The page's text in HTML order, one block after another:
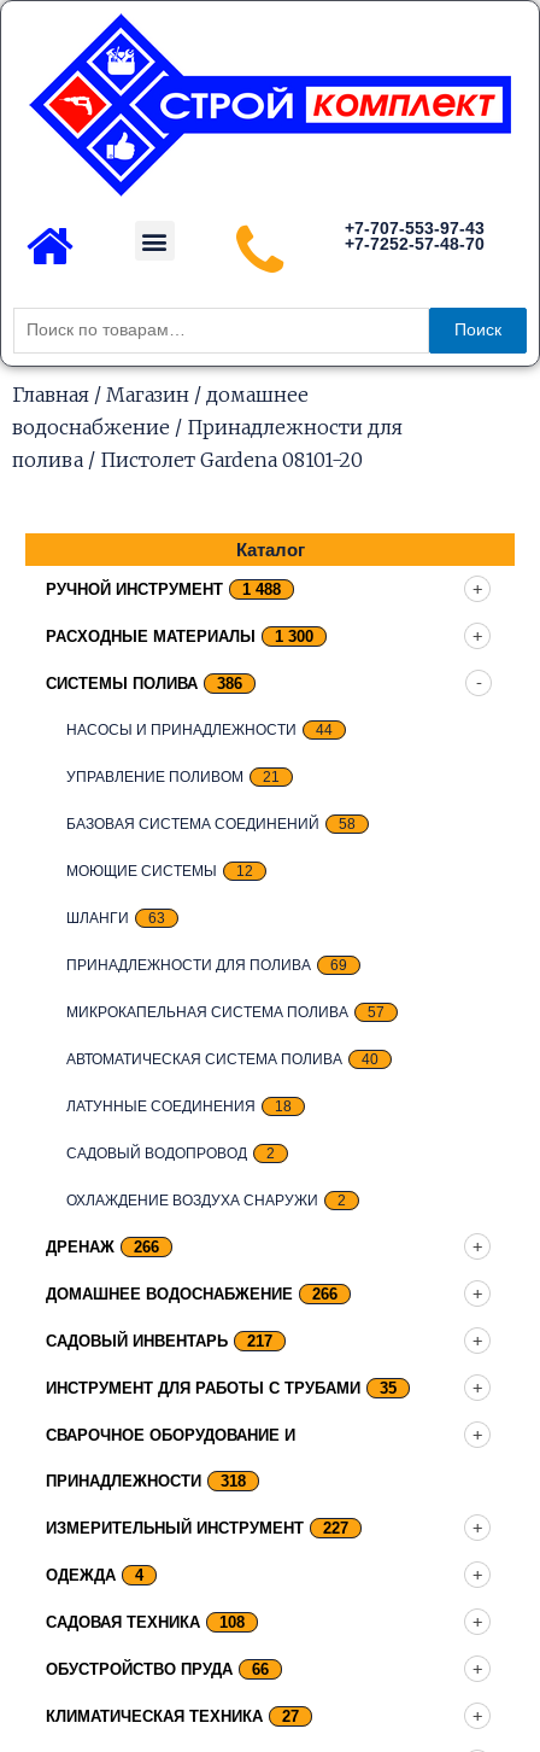
Перейти
содержимому
Menu
+7-707-553-97-43
+7-7252-57-48-70
Искать:
Поиск
Главная / Магазин / домашнее
водоснабжение / Принадлежности для
полива / Пистолет Gardena 08101-20
Каталог
РУЧНОЙ ИНСТРУМЕНТ 1 488
РАСХОДНЫЕ МАТЕРИАЛЫ 1 300
СИСТЕМЫ ПОЛИВА 386
НАСОСЫ И ПРИНАДЛЕЖНОСТИ 44
УПРАВЛЕНИЕ ПОЛИВОМ 21
БАЗОВАЯ СИСТЕМА СОЕДИНЕНИЙ 58
МОЮЩИЕ СИСТЕМЫ 12
ШЛАНГИ 63
ПРИНАДЛЕЖНОСТИ ДЛЯ ПОЛИВА 69
МИКРОКАПЕЛЬНАЯ СИСТЕМА ПОЛИВА 57
АВТОМАТИЧЕСКАЯ СИСТЕМА ПОЛИВА 40
ЛАТУННЫЕ СОЕДИНЕНИЯ 18
САДОВЫЙ ВОДОПРОВОД 2
ОХЛАЖДЕНИЕ ВОЗДУХА СНАРУЖИ 2
ДРЕНАЖ 266
ДОМАШНЕЕ ВОДОСНАБЖЕНИЕ 266
САДОВЫЙ ИНВЕНТАРЬ 217
ИНСТРУМЕНТ ДЛЯ РАБОТЫ С ТРУБАМИ 35
СВАРОЧНОЕ ОБОРУДОВАНИЕ И
ПРИНАДЛЕЖНОСТИ 318
ИЗМЕРИТЕЛЬНЫЙ ИНСТРУМЕНТ 227
ОДЕЖДА 4
САДОВАЯ ТЕХНИКА 108
ОБУСТРОЙСТВО ПРУДА 66
КЛИМАТИЧЕСКАЯ ТЕХНИКА 27